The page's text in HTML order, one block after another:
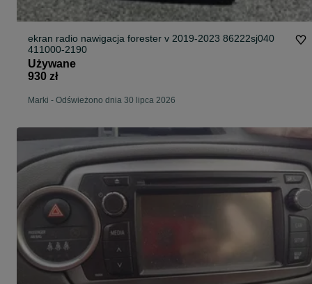
ekran radio nawigacja forester v 2019-2023 86222sj040
411000-2190
Używane
930 zł
Marki - Odświeżono dnia 30 lipca 2026